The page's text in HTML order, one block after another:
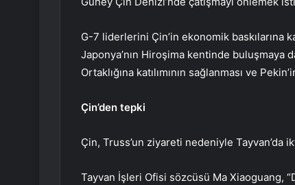
G-7 liderlerini Çin’in ekonomik
Japonya’nın Hiroşima kentinde buluşmaya
Ortaklığına katılımının sağlanması ve
Çin’den tepki
Çin, Truss’un ziyareti nedeniyle
Tayvan İşleri Ofisi sözcüsü Ma Xiaoguang,